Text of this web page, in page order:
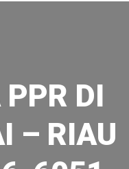
DI
– RIAU